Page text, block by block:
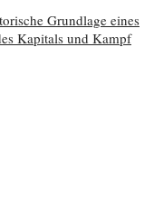
Grundlage eines
Kapitals und Kampf